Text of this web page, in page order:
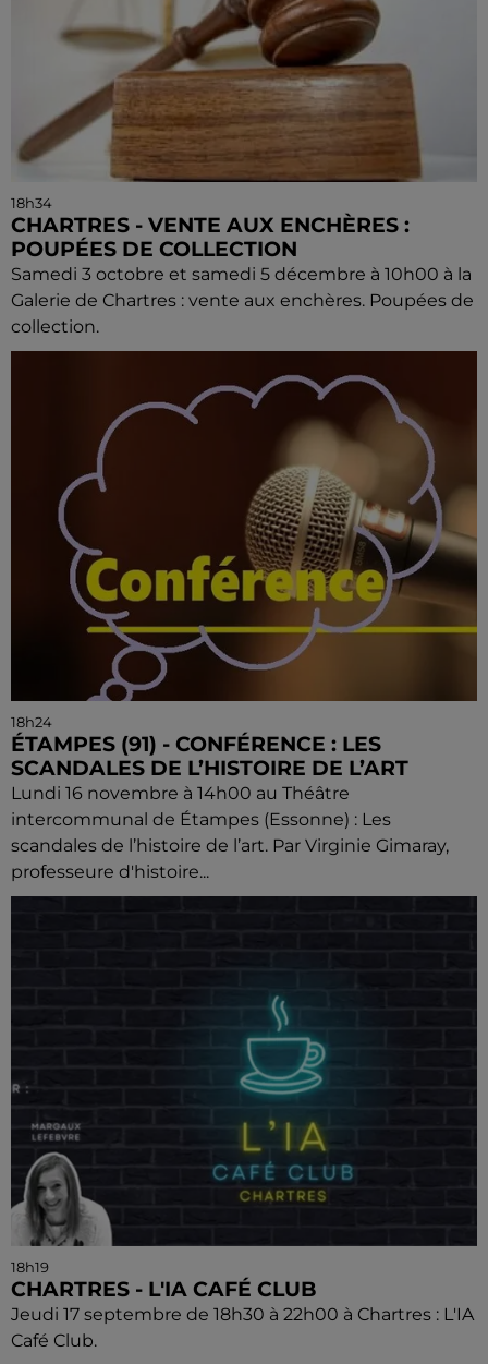
18h34
CHARTRES - VENTE AUX ENCHÈRES :
POUPÉES DE COLLECTION
Samedi 3 octobre et samedi 5 décembre à 10h00 à la
Galerie de Chartres : vente aux enchères. Poupées de
collection.
18h24
ÉTAMPES (91) - CONFÉRENCE : LES
SCANDALES DE L’HISTOIRE DE L’ART
Lundi 16 novembre à 14h00 au Théâtre
intercommunal de Étampes (Essonne) : Les
scandales de l’histoire de l’art. Par Virginie Gimaray,
professeure d'histoire...
18h19
CHARTRES - L'IA CAFÉ CLUB
Jeudi 17 septembre de 18h30 à 22h00 à Chartres : L'IA
Café Club.